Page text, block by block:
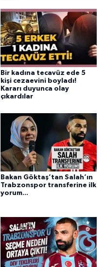
Bir kadına tecavüz ede 5
kişi cezaevini boyladı!
Kararı duyunca olay
çıkardılar
Bakan Göktaş’tan Salah’ın
Trabzonspor transferine ilk
yorum...